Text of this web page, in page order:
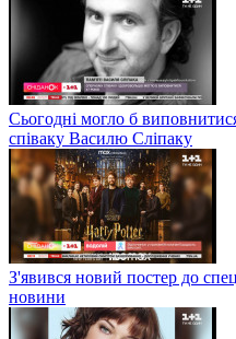
Сьогодні могло б
співаку Василю Сліпаку
З'явився новий постер до
новини